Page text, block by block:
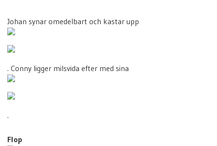
Johan synar omedelbart och kastar upp
. Conny ligger milsvida efter med sina
.
Flop